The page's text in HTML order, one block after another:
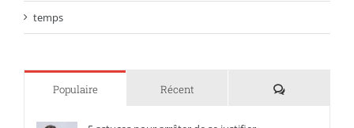
temps
Populaire Récent